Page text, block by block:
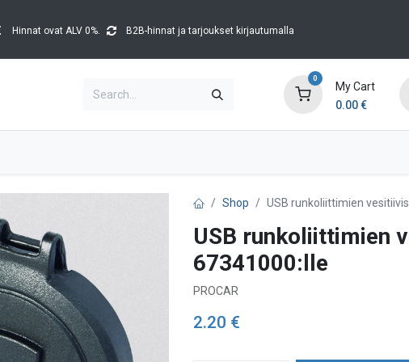
Hinnat ovat ALV 0%. B2B-hinnat ja tarjoukset kirjautumalla
0
My Cart
0.00€
Shop USB runkoliittimien
USB runkoliittimien
67341000:lle
PROCAR
2.20 €